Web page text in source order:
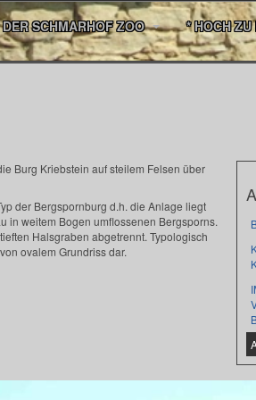
DER SCHMARHOF ZOO * HOCH ZU
Burg Kriebstein auf steilem Felsen über
der Bergspornburg d.h. die Anlage liegt
in weitem Bogen umflossenen Bergsporns.
Halsgraben abgetrennt. Typologisch
ovalem Grundriss dar.